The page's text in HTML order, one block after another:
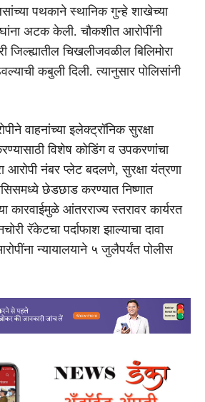
पथकाने स्थानिक गुन्हे शाखेच्या
अटक केली. चौकशीत आरोपींनी
जिल्ह्यातील चिखलीजवळील बिलिमोरा
कबुली दिली. त्यानुसार पोलिसांनी
वाहनांच्या इलेक्ट्रॉनिक सुरक्षा
विशेष कोडिंग व उपकरणांचा
आरोपी नंबर प्लेट बदलणे, सुरक्षा यंत्रणा
छेडछाड करण्यात निष्णात
आंतरराज्य स्तरावर कार्यरत
रॅकेटचा पर्दाफाश झाल्याचा दावा
न्यायालयाने ५ जुलैपर्यंत पोलीस